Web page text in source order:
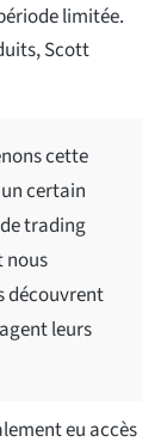
limitée.
Scott
cette
certain
trading
nous
découvrent
leurs
eu accès